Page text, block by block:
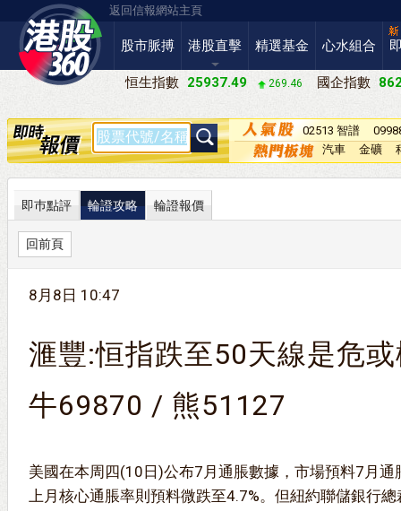
返回信報網站主頁
股市脈搏 港股直擊 精選基金 心水組合
恒生指數 25937.49 269.46 國企指數
02513 智譜
－Ｗ
汽車 金礦
即巿點評 輪證攻略 輪證報價
回前頁
8月8日 10:47
滙豐:恒指跌至50天線是危
牛69870 / 熊51127
美國在本周四(10日)公布7月通脹數據，市場預料7月通
上月核心通脹率則預料微跌至4.7%。但紐約聯儲銀行